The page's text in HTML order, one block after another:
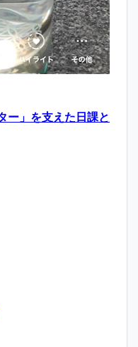
ー」を支えた日課と